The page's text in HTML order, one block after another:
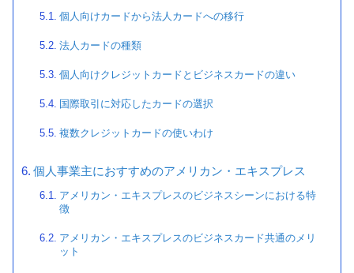
個人向けカードから法人カードへの移行
法人カードの種類
個人向けクレジットカードとビジネスカードの違い
国際取引に対応したカードの選択
複数クレジットカードの使いわけ
個人事業主におすすめのアメリカン・エキスプレス
アメリカン・エキスプレスのビジネスシーンにおける特
徴
アメリカン・エキスプレスのビジネスカード共通のメリ
ット